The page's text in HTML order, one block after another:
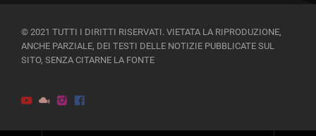
© 2021 TUTTI I DIRITTI RISERVATI. VIETATA LA RIPRODUZIONE,
ANCHE PARZIALE, DEI TESTI DELLE NOTIZIE PUBBLICATE SUL
SITO, SENZA CITARNE LA FONTE